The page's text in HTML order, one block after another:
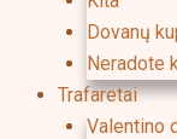
Dovanų
Neradote
Trafaretai
Valentino